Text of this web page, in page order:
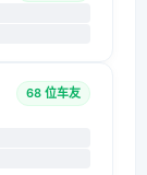
68 位车友